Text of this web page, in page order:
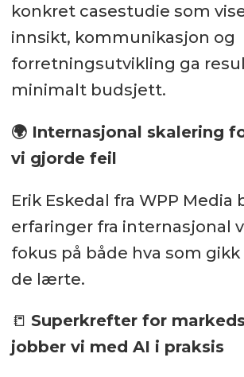
konkret casestudie som
innsikt, kommunikasjon og
forretningsutvikling ga
minimalt budsjett.
🌍 Internasjonal skalering
vi gjorde feil
Erik Eskedal fra WPP
erfaringer fra internasjonal
fokus på både hva som
de lærte.
📒 Superkrefter for
jobber vi med AI i praksis